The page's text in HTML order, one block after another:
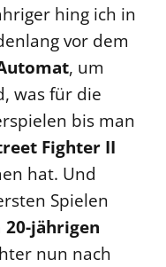
hing ich in
vor dem
, um
was für die
bis man
Fighter II
hat. Und
Spielen
20-jährigen
nun nach